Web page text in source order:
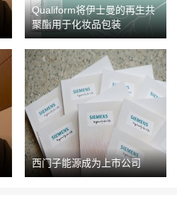
Qualiform将伊士曼的再生共
聚酯用于化妆品包装
西门子能源成为上市公司